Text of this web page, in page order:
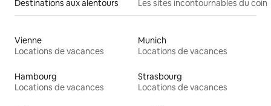
Destinations aux alentours Les sites incontournables du coin
Vienne
Locations de vacances
Munich
Locations de vacances
Hambourg
Locations de vacances
Strasbourg
Locations de vacances